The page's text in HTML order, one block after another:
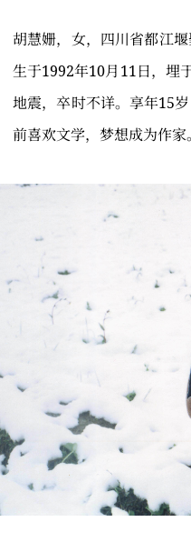
胡慧姗，女，四川省都江堰
生于1992年10月11日，埋
地震，卒时不详。享年15
前喜欢文学，梦想成为作家。